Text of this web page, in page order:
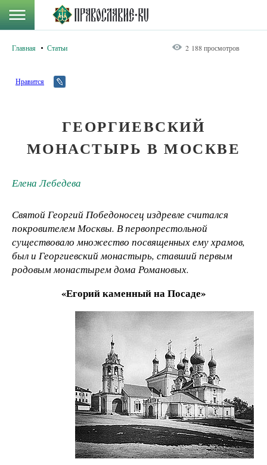
Главная Статьи 2 188 просмотров
Нравится
ГЕОРГИЕВСКИЙ
МОНАСТЫРЬ В МОСКВЕ
Елена Лебедева
Святой Георгий Победоносец издревле считался
покровителем Москвы. В первопрестольной
существовало множество посвященных ему храмов,
был и Георгиевский монастырь, ставший первым
родовым монастырем дома Романовых.
«Егорий каменный на Посаде»